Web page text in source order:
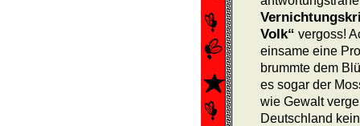
Volk“ vergoss!
einsame eine
brummte dem
es sogar der
wie Gewalt
Deutschland